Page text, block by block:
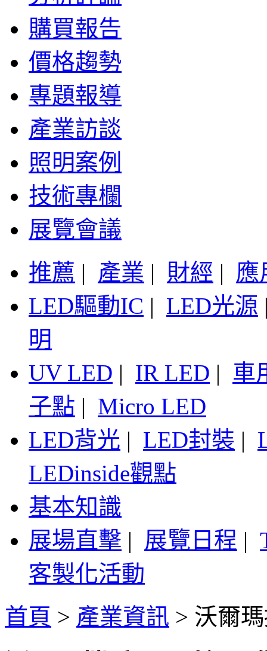
購買報告
價格趨勢
專題報導
產業訪談
照明案例
技術專欄
展覽會議
推薦 | 產業 | 財經 | 應
LED驅動IC | LED光源
明
UV LED | IR LED | 車
子點 | Micro LED
LED背光 | LED封裝 |
LEDinside觀點
基本知識
展場直擊 | 展覽日程 |
客製化活動
首頁 > 產業資訊 > 沃爾